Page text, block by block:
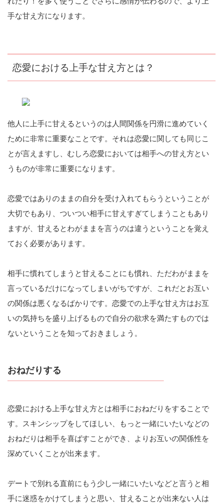
手な甘え方になります。
恋愛における上手な甘え方とは？
他人に上手に甘えるというのは人間関係を円滑に進めていく
ために非常に重要なことです。それは恋愛に関しても同じこ
とが言えますし、むしろ恋愛においては相手への甘え方とい
うものが非常に重要になります。
恋愛ではありのままの自分を受け入れてもらうということが
大切でもあり、ついつい相手に甘えすぎてしまうこともあり
ますが、甘えるとわがままを言うのは違うということを覚え
ておく必要があります。
相手に慣れてしまうと甘えることにも慣れ、ただわがままを
言っているだけになってしまいがちですが、これだとお互い
の関係は悪くなるばかりです。恋愛での上手な甘え方はお互
いの気持ちを盛り上げるもので自分の欲求を満たすものでは
ないということを知っておきましょう。
おねだりする
恋愛における上手な甘え方とは相手におねだりをすることで
す。スキンシップをしてほしい、もっと一緒にいたいなどの
おねだりは相手を喜ばすことができ、よりお互いの関係性を
深めていくことが出来ます。
デートで別れる直前にもう少し一緒にいたいなどと言うと相
手に迷惑をかけてしまうと思い、甘えることが出来ない人は